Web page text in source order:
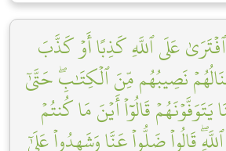
عَلَى ٱللَّهِ كَذِبًا أَوۡ كَذَّبَ
نَصِيبُهُم مِّنَ ٱلۡكِتَٰبِۖ حَتَّىٰٓ
قَالُوٓاْ أَيۡنَ مَا كُنتُمۡ
قَالُواْ ضَلُّواْ عَنَّا وَشَهِدُواْ عَلَىٰٓ